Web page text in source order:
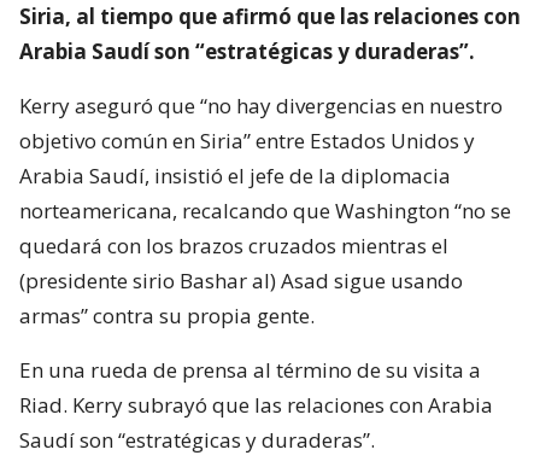
Siria, al tiempo que afirmó que las relaciones con
Arabia Saudí son “estratégicas y duraderas”.
Kerry aseguró que “no hay divergencias en nuestro
objetivo común en Siria” entre Estados Unidos y
Arabia Saudí, insistió el jefe de la diplomacia
norteamericana, recalcando que Washington “no se
quedará con los brazos cruzados mientras el
(presidente sirio Bashar al) Asad sigue usando
armas” contra su propia gente.
En una rueda de prensa al término de su visita a
Riad. Kerry subrayó que las relaciones con Arabia
Saudí son “estratégicas y duraderas”.